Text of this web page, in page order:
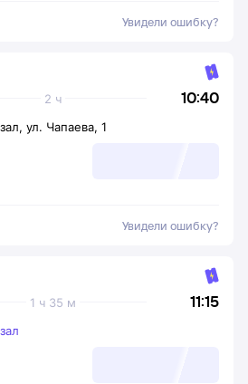
Увидели ошибку?
10:40
2 ч
ул. Чапаева, 1
Увидели ошибку?
11:15
1 ч 35 м